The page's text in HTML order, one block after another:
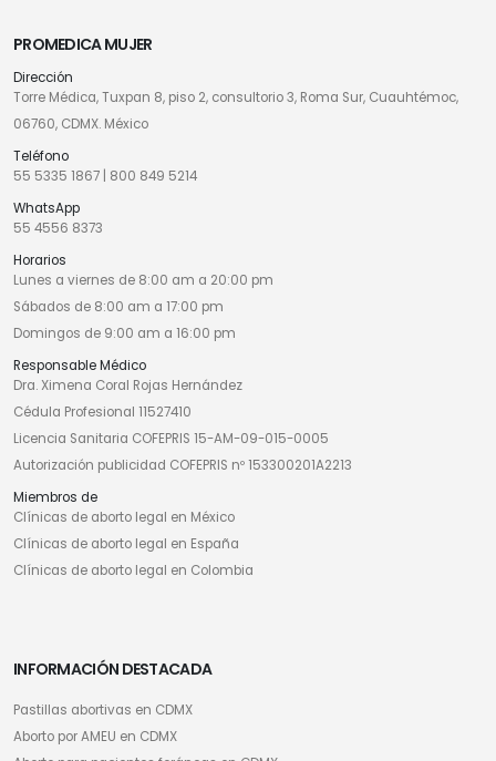
PROMEDICA MUJER
Dirección
Torre Médica, Tuxpan 8, piso 2, consultorio 3, Roma Sur, Cuauhtémoc,
06760, CDMX. México
Teléfono
55 5335 1867
800 849 5214
WhatsApp
55 4556 8373
Horarios
Lunes a viernes de 8:00 am a 20:00 pm
Sábados de 8:00 am a 17:00 pm
Domingos de 9:00 am a 16:00 pm
Responsable Médico
Dra. Ximena Coral Rojas Hernández
Cédula Profesional 11527410
Licencia Sanitaria COFEPRIS 15-AM-09-015-0005
Autorización publicidad COFEPRIS nº 153300201A2213
Miembros de
Clínicas de aborto legal en México
Clínicas de aborto legal en España
Clínicas de aborto legal en Colombia
INFORMACIÓN DESTACADA
Pastillas abortivas en CDMX
Aborto por AMEU en CDMX